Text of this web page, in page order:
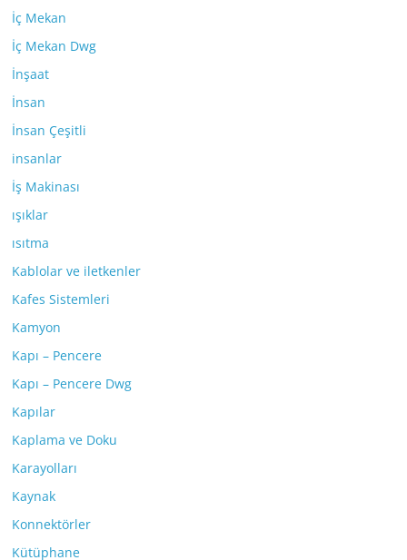
İç Mekan
İç Mekan Dwg
İnşaat
İnsan
İnsan Çeşitli
insanlar
İş Makinası
ışıklar
ısıtma
Kablolar ve iletkenler
Kafes Sistemleri
Kamyon
Kapı – Pencere
Kapı – Pencere Dwg
Kapılar
Kaplama ve Doku
Karayolları
Kaynak
Konnektörler
Kütüphane